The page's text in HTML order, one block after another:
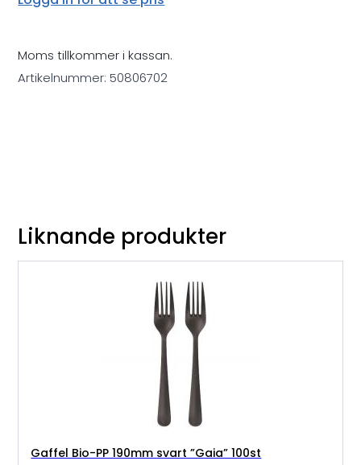
Moms tillkommer i kassan.
Artikelnummer:50806702
Liknande produkter
Gaffel Bio-PP 190mm svart ”Gaia” 100st